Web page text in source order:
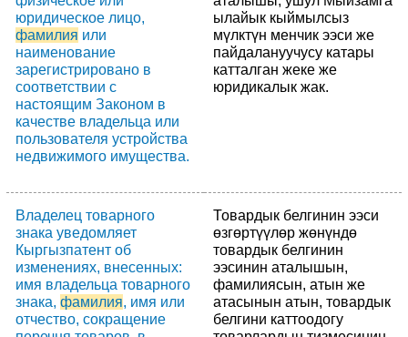
юридическое лицо,
фамилия или
наименование
зарегистрировано в
соответствии с
настоящим Законом в
качестве владельца или
пользователя устройства
недвижимого имущества.
ылайык кыймылсыз
мүлктүн менчик ээси же
пайдалануучусу катары
катталган жеке же
юридикалык жак.
Владелец товарного
знака уведомляет
Кыргызпатент об
изменениях, внесенных:
имя владельца товарного
знака, фамилия, имя или
отчество, сокращение
Товардык белгинин ээси
өзгөртүүлөр жөнүндө
товардык белгинин
ээсинин аталышын,
фамилиясын, атын же
атасынын атын, товардык
белгини каттоодогу